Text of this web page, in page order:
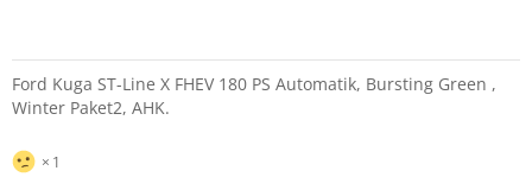
Ford Kuga ST-Line X FHEV 180 PS Automatik, Bursting Green ,
Winter Paket2, AHK.
1